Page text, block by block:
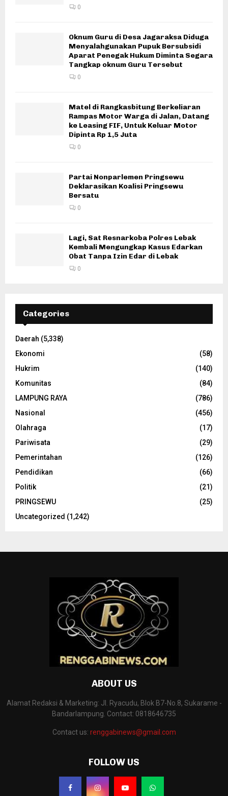
0
Oknum Guru di Desa Jagaraksa Diduga
Menyalahgunakan Pupuk Bersubsidi
Aparat Penegak Hukum Diminta Segara
Tangkap oknum Guru Tersebut
0
Matel di Rangkasbitung Berkeliaran
Rampas Motor Warga di Jalan, Datang
ke Leasing FIF, Untuk Keluar Motor
Dipinta Rp 1,5 Juta
0
Partai Nonparlemen Pringsewu
Deklarasikan Koalisi Pringsewu
Bersatu
0
Lagi, Sat Resnarkoba Polres Lebak
Kembali Mengungkap Kasus Edarkan
Obat Tanpa Izin Edar di Lebak
0
Categories
Daerah (5,338)
Ekonomi
(58)
Hukrim
(140)
Komunitas
(84)
LAMPUNG RAYA
(786)
Nasional
(456)
Olahraga
(17)
Pariwisata
(29)
Pemerintahan
(126)
Pendidikan
(66)
Politik
(21)
PRINGSEWU
(25)
Uncategorized (1,242)
ABOUT US
Alamat Redaksi & Marketing: Jl. Ryacudu, Blok B7-No.8, Sukarame -
Bandarlampung. Contact: 0818646735
Contact us: renggabinews@gmail.com
FOLLOW US